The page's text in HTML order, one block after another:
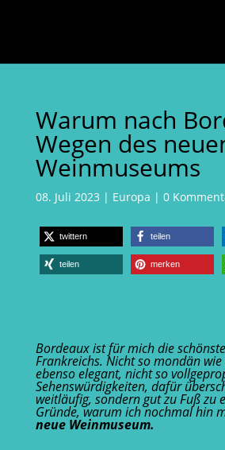
Warum nach
Wegen des
Weinmuseums
08. Juli 2023 | Europa | 0
twittern teilen
teilen merken
Bordeaux ist für mich die
Frankreichs. Nicht so mondän
ebenso elegant, nicht so
Sehenswürdigkeiten, dafür
weitläufig, sondern gut zu Fuß zu
Gründe, warum ich nochmal hin
neue Weinmuseum.